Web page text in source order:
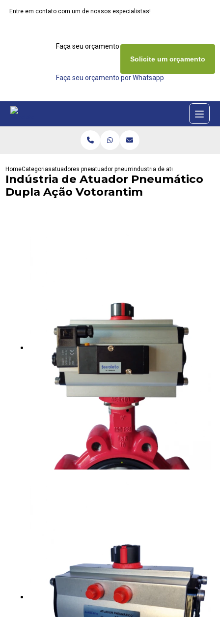
Entre em contato com um de nossos especialistas!
Faça seu orçamento agora mesmo
Faça seu orçamento por Whatsapp
Solicite um orçamento
HomeCategoriasatuadores pneumaticosatuador pneumatico dupla acao
industria de atuador
Indústria de Atuador Pneumático
Dupla Ação Votorantim